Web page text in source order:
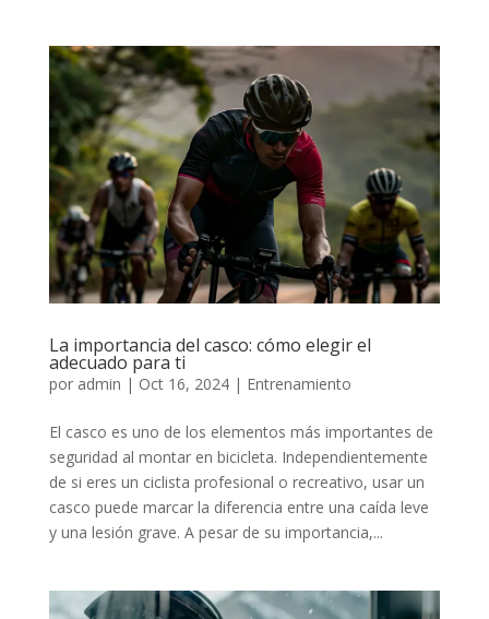
La importancia del casco: cómo elegir el
adecuado para ti
por admin | Oct 16, 2024| Entrenamiento
El casco es uno de los elementos más importantes de
seguridad al montar en bicicleta. Independientemente
de si eres un ciclista profesional o recreativo, usar un
casco puede marcar la diferencia entre una caída leve
y una lesión grave. A pesar de su importancia,...